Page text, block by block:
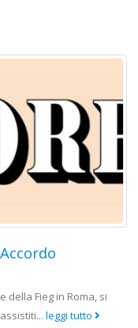
della Fieg in Roma, si
leggi tutto